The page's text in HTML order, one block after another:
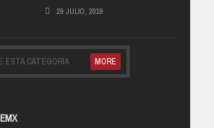
29 JULIO, 2019
ESTA CATEGORÍA MORE